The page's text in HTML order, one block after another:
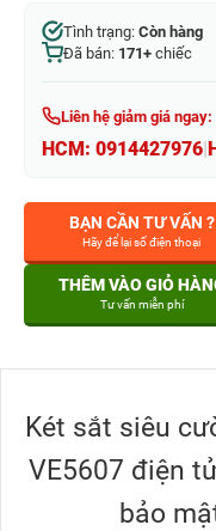
Tình trạng: Còn hàng
Đã bán: 171+ chiếc
Liên hệ giảm giá ngay:
HCM: 0914427976
BẠN CẦN TƯ VẤN ?
Hãy để lại số điện thoại
THÊM VÀO GIỎ
Tư vấn miễn phí
Két sắt siêu
VE5607 điện
bảo